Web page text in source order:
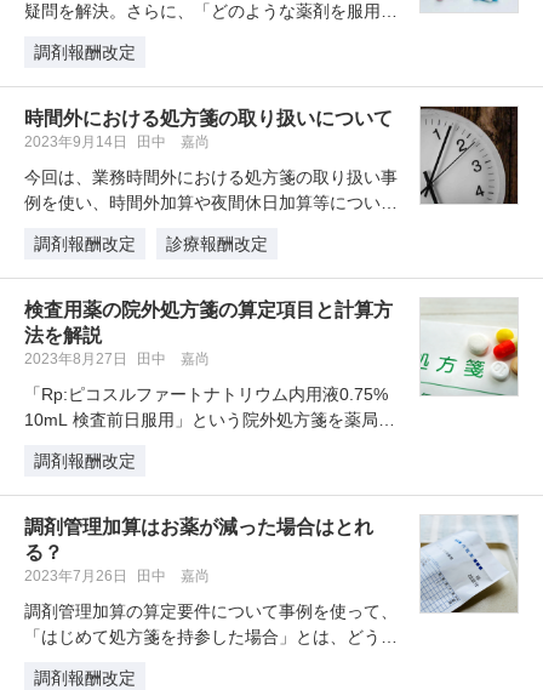
疑問を解決。さらに、「どのような薬剤を服用し
調剤報酬改定
時間外における処方箋の取り扱いについて
2023年9月14日 田中 嘉尚
今回は、業務時間外における処方箋の取り扱い事
例を使い、時間外加算や夜間休日加算等について
調剤報酬改定
診療報酬改定
検査用薬の院外処方箋の算定項目と計算方
法を解説
2023年8月27日 田中 嘉尚
「Rp:ピコスルファートナトリウム内用液0.75%
10mL 検査前日服用」という院外処方箋を薬局へ
調剤報酬改定
調剤管理加算はお薬が減った場合はとれ
る？
2023年7月26日 田中 嘉尚
調剤管理加算の算定要件について事例を使って、
「はじめて処方箋を持参した場合」とは、どう判
調剤報酬改定